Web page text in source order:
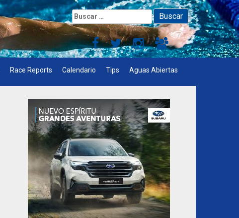
Buscar:
Race Reports Calendario Tips Aguas Abiertas